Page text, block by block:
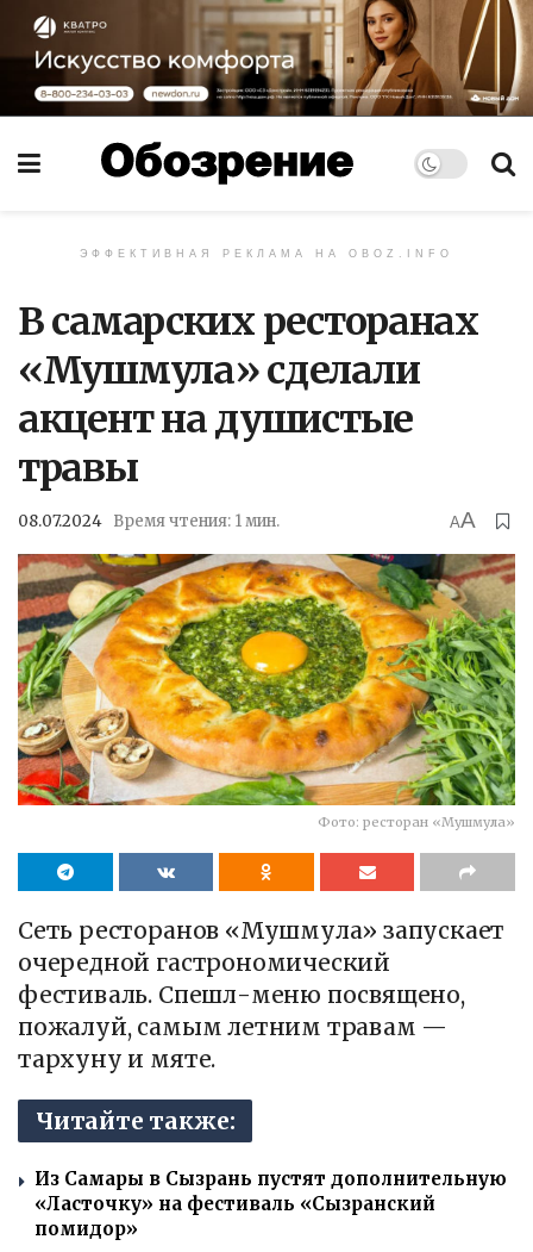
ЭФФЕКТИВНАЯ РЕКЛАМА НА OBOZ.INFO
В самарских ресторанах
«Мушмула» сделали
акцент на душистые
травы
08.07.2024 Время чтения: 1 мин. AA
Фото: ресторан «Мушмула»
Сеть ресторанов «Мушмула» запускает
очередной гастрономический
фестиваль. Спешл-меню посвящено,
пожалуй, самым летним травам —
тархуну и мяте.
Читайте также:
Из Самары в Сызрань пустят дополнительную
«Ласточку» на фестиваль «Сызранский
помидор»